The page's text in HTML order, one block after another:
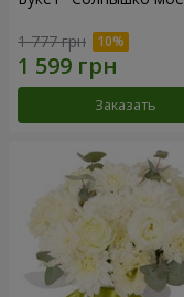
1 777 грн
Заказать